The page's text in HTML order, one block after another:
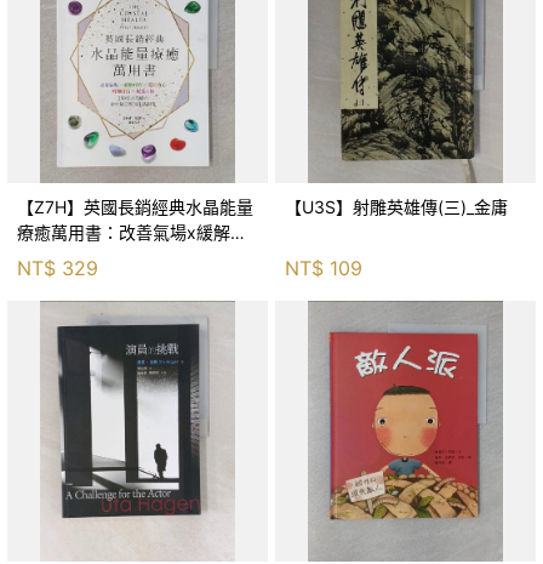
【Z7H】英國長銷經典水晶能量
療癒萬用書：改善氣場x緩解疼
痛x穩定身心x增加財富x促進人
緣，250種水晶礦石給你最完整
的生活對策_菲利
NT$ 329
【U3S】射雕英雄傳(三)_金庸
NT$ 109